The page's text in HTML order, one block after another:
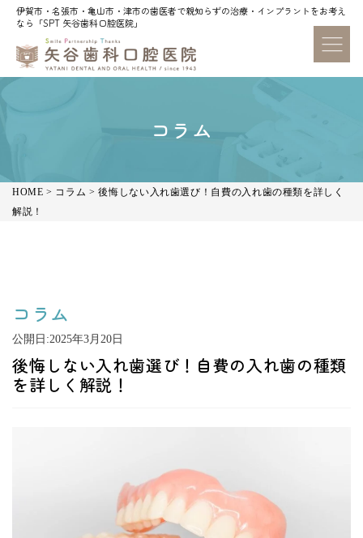
伊賀市・名張市・亀山市・津市の歯医者で親知らずの治療・インプラントをお考え
なら「SPT 矢谷歯科口腔医院」
伊賀市・名張市・亀山市・津市の歯医者で親知らずの治療・インプラントをお考え
なら「SPT 矢谷歯科口腔医院」
コラム
HOME > コラム >後悔しない入れ歯選び！自費の入れ歯の種類を詳しく
解説！
コラム
公開日:2025年3月20日
後悔しない入れ歯選び！自費の入れ歯の種類
を詳しく解説！